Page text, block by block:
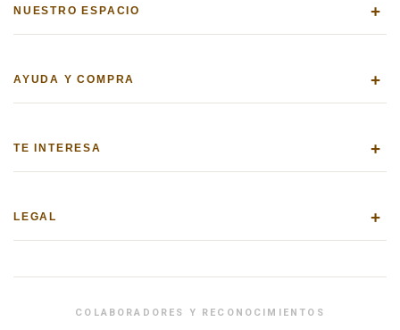
NUESTRO ESPACIO +
AYUDA Y COMPRA +
TE INTERESA +
LEGAL +
COLABORADORES Y RECONOCIMIENTOS